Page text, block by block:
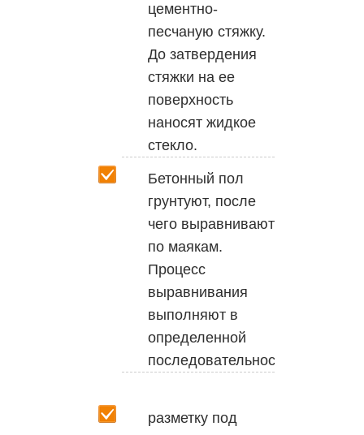
цементно-
песчаную стяжку.
До затвердения
стяжки на ее
поверхность
наносят жидкое
стекло.
Бетонный пол
грунтуют, после
чего выравнивают
по маякам.
Процесс
выравнивания
выполняют в
определенной
последовательности:
разметку под